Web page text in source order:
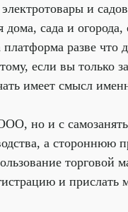
и
сада и
разве что
если вы только
имеет смысл
но и с
а стороннюю
торговой
и прислать